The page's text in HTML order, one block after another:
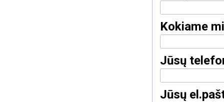
Kokiame
Jūsų
Jūsų